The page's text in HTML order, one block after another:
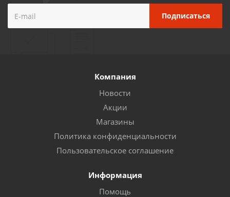
Компания
Новости
Акции
Магазины
Политика конфиденциальности
Пользовательское соглашение
Информация
Помощь